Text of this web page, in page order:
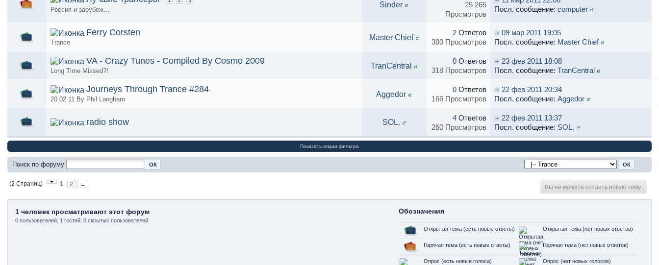
Россия и зарубеж...
Sinder
25 265
Просмотров
Посл. сообщение: computer
Ferry Corsten
Trance
Master Chief
2 Ответов
380 Просмотров
09 мар 2011 19:05
Посл. сообщение: Master Chief
VA - Crazy Tunes - Compiled By Cosmo 2009
Long Time Missed?!
TranCentral
0 Ответов
318 Просмотров
23 фев 2011 18:08
Посл. сообщение: TranCentral
Journeys Through Trance #284
20.02.11 By Phil Langham
Aggedor
0 Ответов
166 Просмотров
22 фев 2011 20:34
Посл. сообщение: Aggedor
radio show SOL.
4 Ответов
260 Просмотров
22 фев 2011 13:37
Посл. сообщение: SOL.
Показать опции фильтра
Поиск по форуму
(2 Страниц) 1 2 → Вы не можете создать новую тему
Обозначения
Открытая тема (есть новые ответы) Открытая тема (нет новых ответов)
Горячая тема (есть новые ответы) Горячая тема (нет новых ответов)
Опрос (есть новые голоса) Опрос (нет новых голосов)
1 человек просматривают этот форум
0 пользователей, 1 гостей, 0 скрытых пользователей